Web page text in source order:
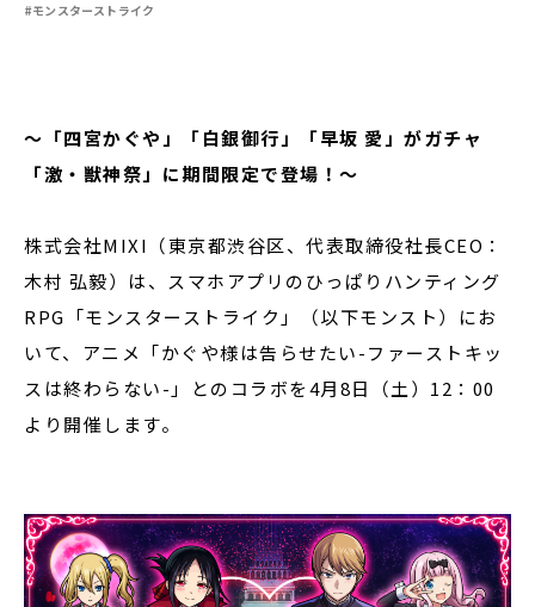
#モンスターストライク
～「四宮かぐや」「白銀御行」「早坂 愛」がガチャ
「激・獣神祭」に期間限定で登場！～
株式会社MIXI（東京都渋谷区、代表取締役社長CEO：
木村 弘毅）は、スマホアプリのひっぱりハンティング
RPG「モンスターストライク」（以下モンスト）にお
いて、アニメ「かぐや様は告らせたい-ファーストキッ
スは終わらない-」とのコラボを4月8日（土）12：00
より開催します。